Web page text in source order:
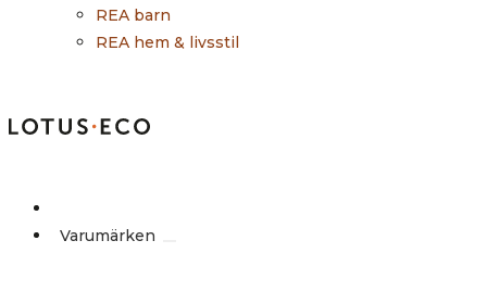
REA barn
REA hem & livsstil
Varumärken